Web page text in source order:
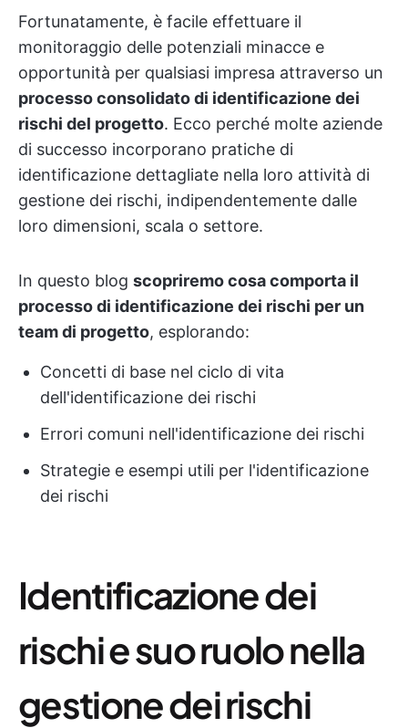
Fortunatamente, è facile effettuare il
monitoraggio delle potenziali minacce e
opportunità per qualsiasi impresa attraverso un
processo consolidato di identificazione dei
rischi del progetto. Ecco perché molte aziende
di successo incorporano pratiche di
identificazione dettagliate nella loro attività di
gestione dei rischi, indipendentemente dalle
loro dimensioni, scala o settore.
In questo blog scopriremo cosa comporta il
processo di identificazione dei rischi per un
team di progetto, esplorando:
Concetti di base nel ciclo di vita
dell'identificazione dei rischi
Errori comuni nell'identificazione dei rischi
Strategie e esempi utili per l'identificazione
dei rischi
Identificazione dei
rischi e suo ruolo nella
gestione dei rischi